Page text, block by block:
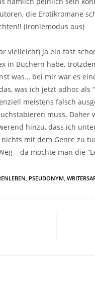
die Erotikromane
(Ironiemodus aus)
vielleicht) ja ein fast
in Büchern habe,
was… bei mir war es
was ich jetzt adhoc als
meistens falsch
muss. Daher
hinzu, dass ich
mit dem Genre zu
– da möchte man die
PSEUDONYM